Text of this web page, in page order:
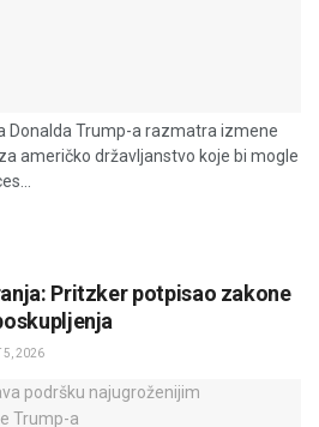
Donalda Trump-a razmatra izmene
američko državljanstvo koje bi mogle
Pritzker potpisao zakone
5, 2026